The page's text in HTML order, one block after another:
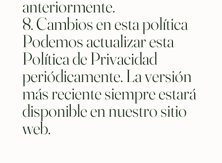
anteriormente.
8. Cambios en esta política
Podemos actualizar esta
Política de Privacidad
periódicamente. La versión
más reciente siempre estará
disponible en nuestro sitio
web.